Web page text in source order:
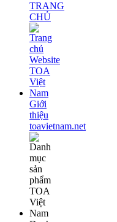
TRANG
CHỦ
Giới
thiệu
toavietnam.net